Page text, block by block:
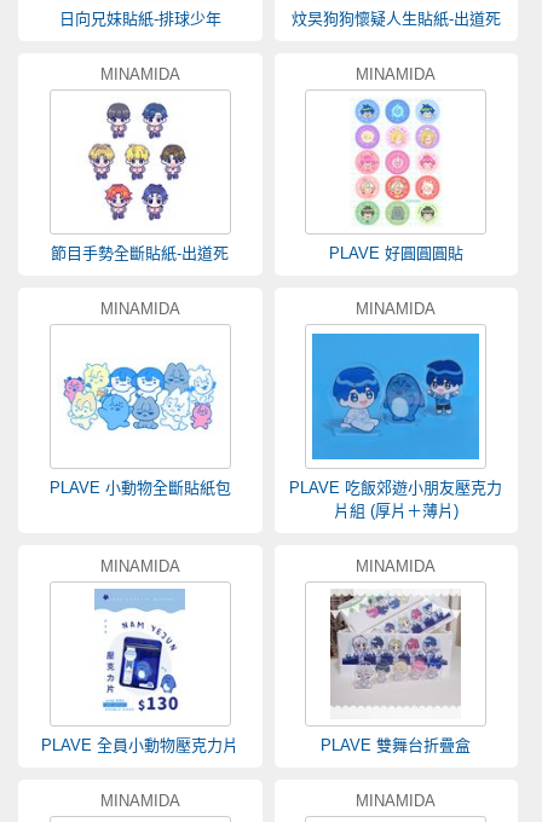
日向兄妹貼紙-排球少年 炆旲狗狗懷疑人生貼紙-出道死
MINAMIDA
節目手勢全斷貼紙-出道死
MINAMIDA
PLAVE 好圓圓圓貼
MINAMIDA
PLAVE 小動物全斷貼紙包
MINAMIDA
PLAVE 吃飯郊遊小朋友壓克力
片組 (厚片＋薄片)
MINAMIDA
PLAVE 全員小動物壓克力片
MINAMIDA
PLAVE 雙舞台折疊盒
MINAMIDA MINAMIDA